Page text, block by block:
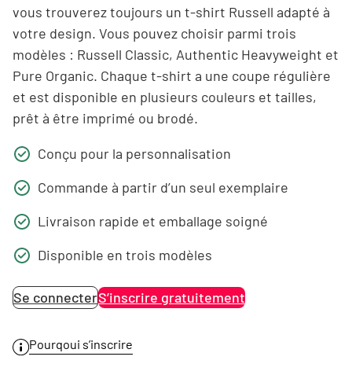
vous trouverez toujours un t-shirt Russell adapté à
votre design. Vous pouvez choisir parmi trois
modèles : Russell Classic, Authentic Heavyweight et
Pure Organic. Chaque t-shirt a une coupe régulière
et est disponible en plusieurs couleurs et tailles,
prêt à être imprimé ou brodé.
Conçu pour la personnalisation
Commande à partir d’un seul exemplaire
Livraison rapide et emballage soigné
Disponible en trois modèles
Se connecterS’inscrire gratuitement
Pourqoui s’inscrire